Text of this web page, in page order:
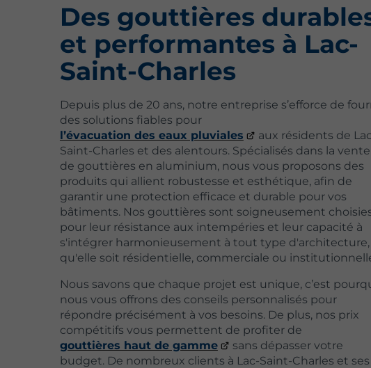
Des gouttières
et performantes à Lac-
Saint-Charles
Depuis plus de 20 ans, notre entreprise s’efforce de
des solutions fiables pour
l’évacuation des eaux pluviales
aux résidents de
Saint-Charles et des alentours. Spécialisés dans la vente
de gouttières en aluminium, nous vous proposons des
produits qui allient robustesse et esthétique, afin de
garantir une protection efficace et durable pour vos
bâtiments. Nos gouttières sont soigneusement
pour leur résistance aux intempéries et leur capacité à
s'intégrer harmonieusement à tout type d'architecture,
qu'elle soit résidentielle, commerciale ou
Nous savons que chaque projet est unique, c’est
nous vous offrons des conseils personnalisés pour
répondre précisément à vos besoins. De plus, nos prix
compétitifs vous permettent de profiter de
gouttières haut de gamme
sans dépasser votre
budget. De nombreux clients à Lac-Saint-Charles et ses